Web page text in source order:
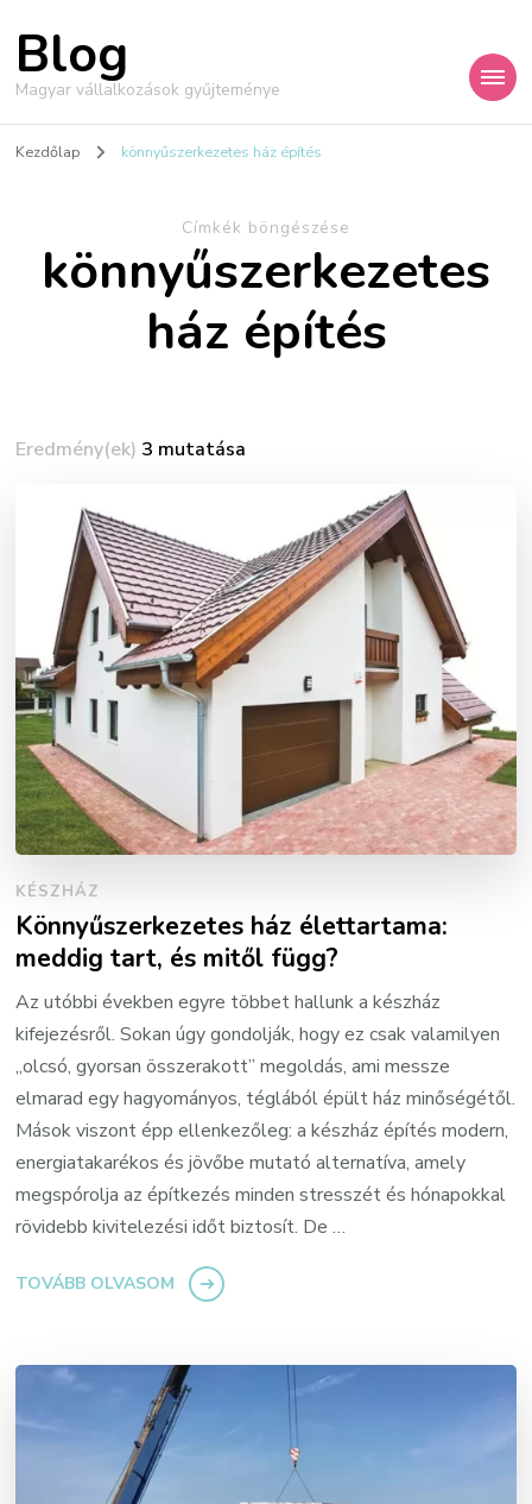
Blog
Magyar vállalkozások gyűjteménye
Kezdőlap könnyűszerkezetes ház építés
Címkék böngészése
könnyűszerkezetes
ház építés
Eredmény(ek) 3 mutatása
KÉSZHÁZ
Könnyűszerkezetes ház élettartama:
meddig tart, és mitől függ?
Az utóbbi években egyre többet hallunk a készház
kifejezésről. Sokan úgy gondolják, hogy ez csak valamilyen
„olcsó, gyorsan összerakott” megoldás, ami messze
elmarad egy hagyományos, téglából épült ház minőségétől.
Mások viszont épp ellenkezőleg: a készház építés modern,
energiatakarékos és jövőbe mutató alternatíva, amely
megspórolja az építkezés minden stresszét és hónapokkal
rövidebb kivitelezési időt biztosít. De …
TOVÁBB OLVASOM